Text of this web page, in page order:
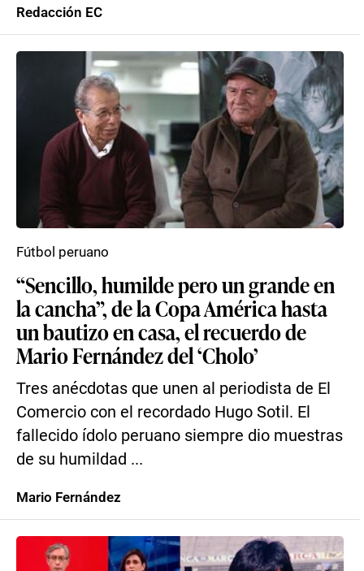
Redacción EC
“Sencillo, humilde pero un grande en
la cancha”, de la Copa América hasta
un bautizo en casa, el recuerdo de
Mario Fernández del ‘Cholo’
Tres anécdotas que unen al periodista de El
Comercio con el recordado Hugo Sotil. El
fallecido ídolo peruano siempre dio muestras
de su humildad ...
Fútbol peruano
Mario Fernández